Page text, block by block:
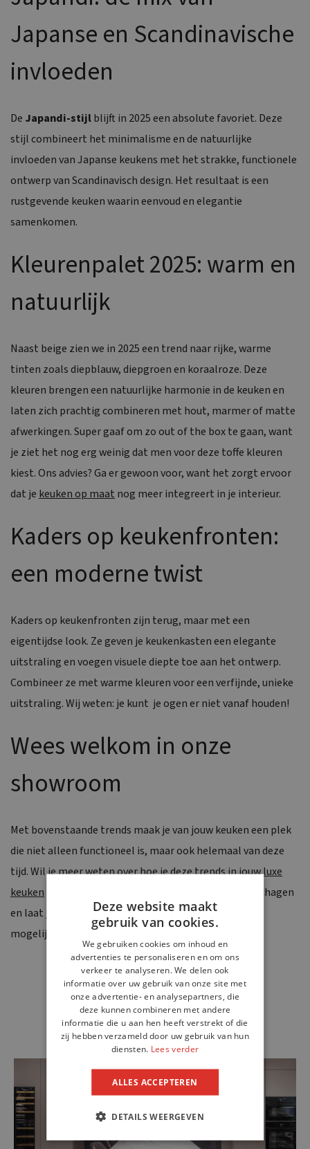
Japanse en Scandinavische
invloeden
De Japandi-stijlblijft in 2025 een absolute favoriet. Deze
stijl combineert het minimalisme en de natuurlijke
invloeden van Japanse keukens met het strakke, functionele
ontwerp van Scandinavisch design. Het resultaat is een
rustgevende keuken waarin eenvoud en elegantie
samenkomen.
Kleurenpalet 2025: warm en
natuurlijk
Naast beige zien we in 2025 een trend naar rijke, warme
tinten zoals diepblauw, diepgroen en koraalroze. Deze
kleuren brengen een natuurlijke harmonie in de keuken en
laten zich prachtig combineren met hout, marmer of matte
afwerkingen. Super gaaf om zo out of the box te gaan, want
je ziet het nog erg weinig dat men voor deze toffe kleuren
kiest. Ons advies? Ga er gewoon voor, want het zorgt ervoor
dat je keuken op maat nog meer integreert in je interieur.
Kaders op keukenfronten:
een moderne twist
Kaders op keukenfronten zijn terug, maar met een
eigentijdse look. Ze geven je keukenkasten een elegante
uitstraling en voegen visuele diepte toe aan het ontwerp.
Combineer ze met warme kleuren voor een verfijnde, unieke
uitstraling. Wij weten: je kunt je ogen er niet vanaf houden!
Wees welkom in onze
showroom
Met bovenstaande trends maak je van jouw keuken een plek
die niet alleen functioneel is, maar ook helemaal van deze
tijd. Wil je meer weten over hoe je deze trends in jouwluxe
keuken kunt toepassen? Bezoek onze showroom in Schagen
en laat je inspireren door de nieuwste ontwerpen en
mogelijkheden. Wees welkom!
Deze website maakt
gebruik van cookies.
We gebruiken cookies om inhoud en
advertenties te personaliseren en om ons
verkeer te analyseren. We delen ook
informatie over uw gebruik van onze site met
onze advertentie- en analysepartners, die
deze kunnen combineren met andere
informatie die u aan hen heeft verstrekt of die
zij hebben verzameld door uw gebruik van hun
diensten. Lees verder
ALLES ACCEPTEREN
DETAILS WEERGEVEN